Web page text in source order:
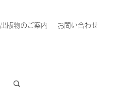
出版物のご案内 お問い合わせ